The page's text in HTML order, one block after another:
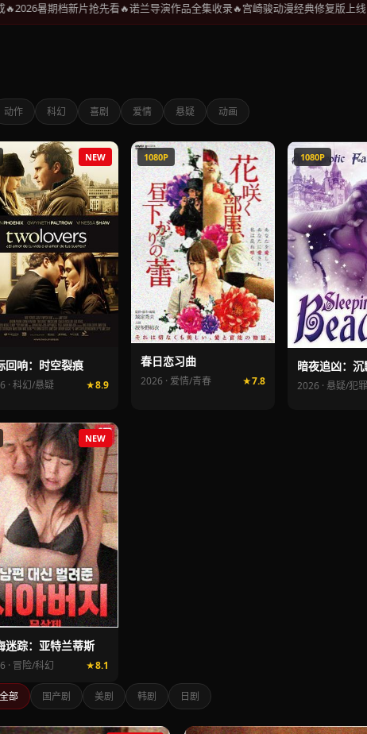
暑期档新片抢先看 诺兰导演作品全集收录 宫崎骏动漫经典修复版上线 国
动作 科幻 喜剧 爱情 悬疑 动画
NEW
回响：时空裂痕
· 科幻/悬疑 8.9
1080P
春日恋习曲
2026 · 爱情/青春 7.8
1080P
暗夜追凶：沉
2026 · 悬疑/犯罪
NEW
迷踪：亚特兰蒂斯
· 冒险/科幻 8.1
全部 国产剧 美剧 韩剧 日剧